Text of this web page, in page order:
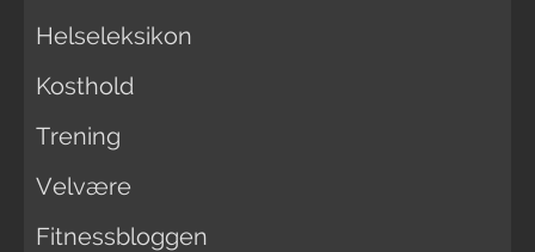
Helseleksikon
Kosthold
Trening
Velvære
Fitnessbloggen